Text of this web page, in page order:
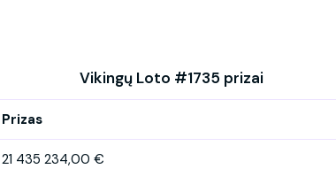
Vikingų Loto #1735 prizai
Prizas
21 435 234,00 €